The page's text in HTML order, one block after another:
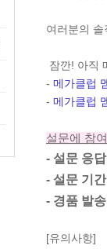
여러분의
잠깐! 아직
- 메가클럽
- 메가클럽
설문에 참
- 설문 응
- 설문 기
- 경품 발
[유의사항]